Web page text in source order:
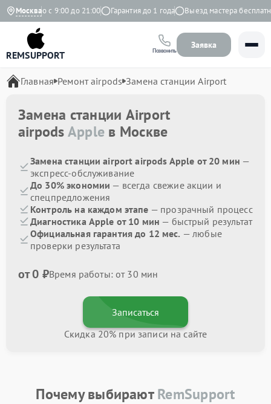
Москвас 9:00 до 21:00 Гарантия до 1 года Выезд мастера бесплатно
REMSUPPORT Позвонить
Заявка
Главная Ремонт airpods Замена станции Airport
Замена станции Airport
airpodsApple в Москве
Замена станции airport airpods Apple от 20 мин —
экспресс-обслуживание
До 30% экономии — всегда свежие акции и
спецпредложения
Контроль на каждом этапе — прозрачный процесс
Диагностика Apple от 10 мин — быстрый результат
Официальная гарантия до 12 мес. — любые
проверки результата
от 0 ₽Время работы: от 30 мин
Записаться
Скидка 20% при записи на сайте
Почему выбираютRemSupport